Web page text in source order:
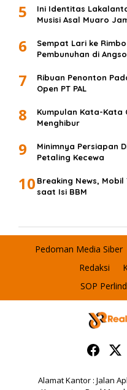
5
Ini Identitas
Musisi Asal Muaro
6
Sempat Lari ke
Pembunuhan di
7
Ribuan Penonton
Open PT PAL
8
Kumpulan Kata-Kata
Menghibur
9
Minimnya Persiapan
Petaling Kecewa
10 Breaking News, Mobil
saat Isi BBM
Pedoman Media Siber
Redaksi
SOP
Alamat Kantor : Jalan